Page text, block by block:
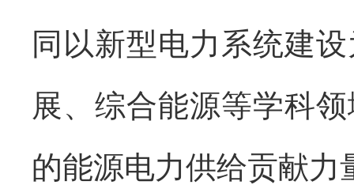
同以新型电力系统建
展、综合能源等学科
的能源电力供给贡献力